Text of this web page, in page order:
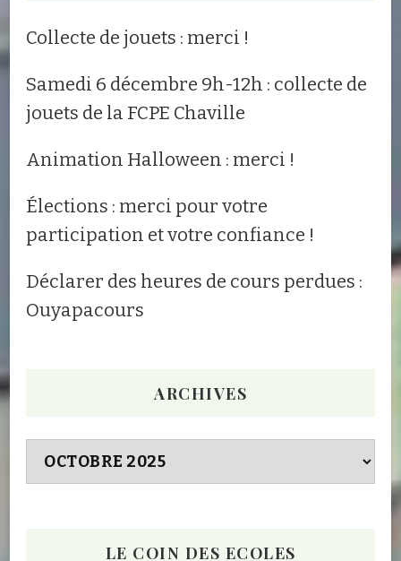
Collecte de jouets : merci !
Samedi 6 décembre 9h-12h : collecte de
jouets de la FCPE Chaville
Animation Halloween : merci !
Élections : merci pour votre
participation et votre confiance !
Déclarer des heures de cours perdues :
Ouyapacours
ARCHIVES
Archives
LE COIN DES ECOLES